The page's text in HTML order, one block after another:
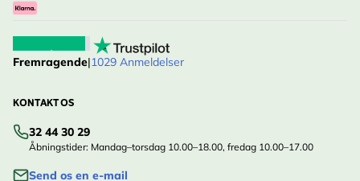
Fremragende|1029 Anmeldelser
KONTAKT OS
32 44 30 29
Åbningstider: Mandag–torsdag 10.00–18.00, fredag 10.00–17.00
Send os en e-mail